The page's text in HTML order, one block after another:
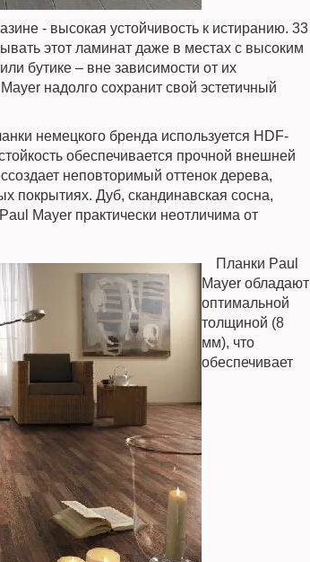
- высокая устойчивость к истиранию. 33
этот ламинат даже в местах с высоким
бутике – вне зависимости от их
надолго сохранит свой эстетичный
немецкого бренда используется HDF-
обеспечивается прочной внешней
неповторимый оттенок дерева,
покрытиях. Дуб, скандинавская сосна,
Mayer практически неотличима от
Планки Paul
Mayer обладают
оптимальной
толщиной (8
мм), что
обеспечивает